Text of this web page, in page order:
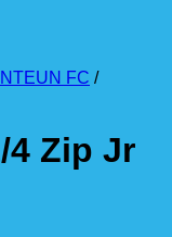
FC /
4 Zip Jr